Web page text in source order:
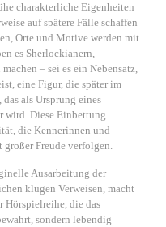
charakterliche Eigenheiten
auf spätere Fälle schaffen
Orte und Motive werden mit
es Sherlockianern,
– sei es ein Nebensatz,
eine Figur, die später im
als Ursprung eines
wird. Diese Einbettung
die Kennerinnen und
großer Freude verfolgen.
Ausarbeitung der
klugen Verweisen, macht
Hörspielreihe, die das
sondern lebendig